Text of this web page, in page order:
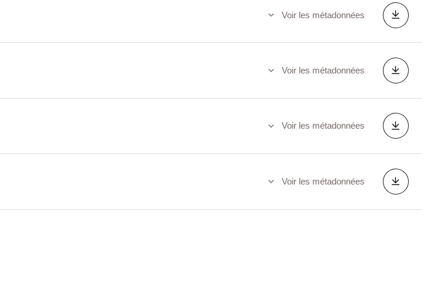
Voir les métadonnées
Voir les métadonnées
Voir les métadonnées
Voir les métadonnées